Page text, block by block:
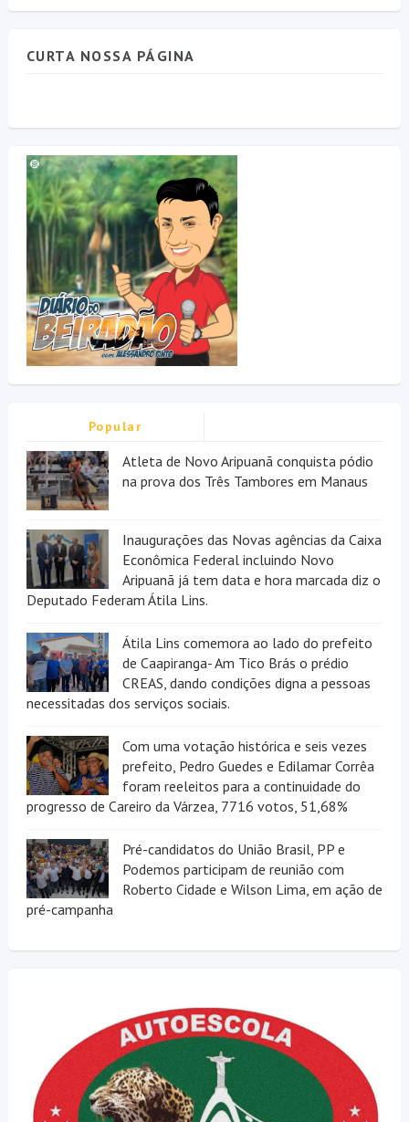
CURTA NOSSA PÁGINA
Popular
Atleta de Novo Aripuanã conquista pódio
na prova dos Três Tambores em Manaus
Inaugurações das Novas agências da Caixa
Econômica Federal incluindo Novo
Aripuanã já tem data e hora marcada diz o
Deputado Federam Átila Lins.
Átila Lins comemora ao lado do prefeito
de Caapiranga- Am Tico Brás o prédio
CREAS, dando condições digna a pessoas
necessitadas dos serviços sociais.
Com uma votação histórica e seis vezes
prefeito, Pedro Guedes e Edilamar Corrêa
foram reeleitos para a continuidade do
progresso de Careiro da Várzea, 7716 votos, 51,68%
Pré-candidatos do União Brasil, PP e
Podemos participam de reunião com
Roberto Cidade e Wilson Lima, em ação de
pré-campanha